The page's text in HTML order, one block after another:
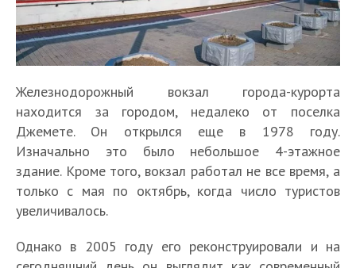
Железнодорожный вокзал города-курорта
находится за городом, недалеко от поселка
Джемете. Он открылся еще в 1978 году.
Изначально это было небольшое 4-этажное
здание. Кроме того, вокзал работал не все время, а
только с мая по октябрь, когда число туристов
увеличивалось.
Однако в 2005 году его реконструировали и на